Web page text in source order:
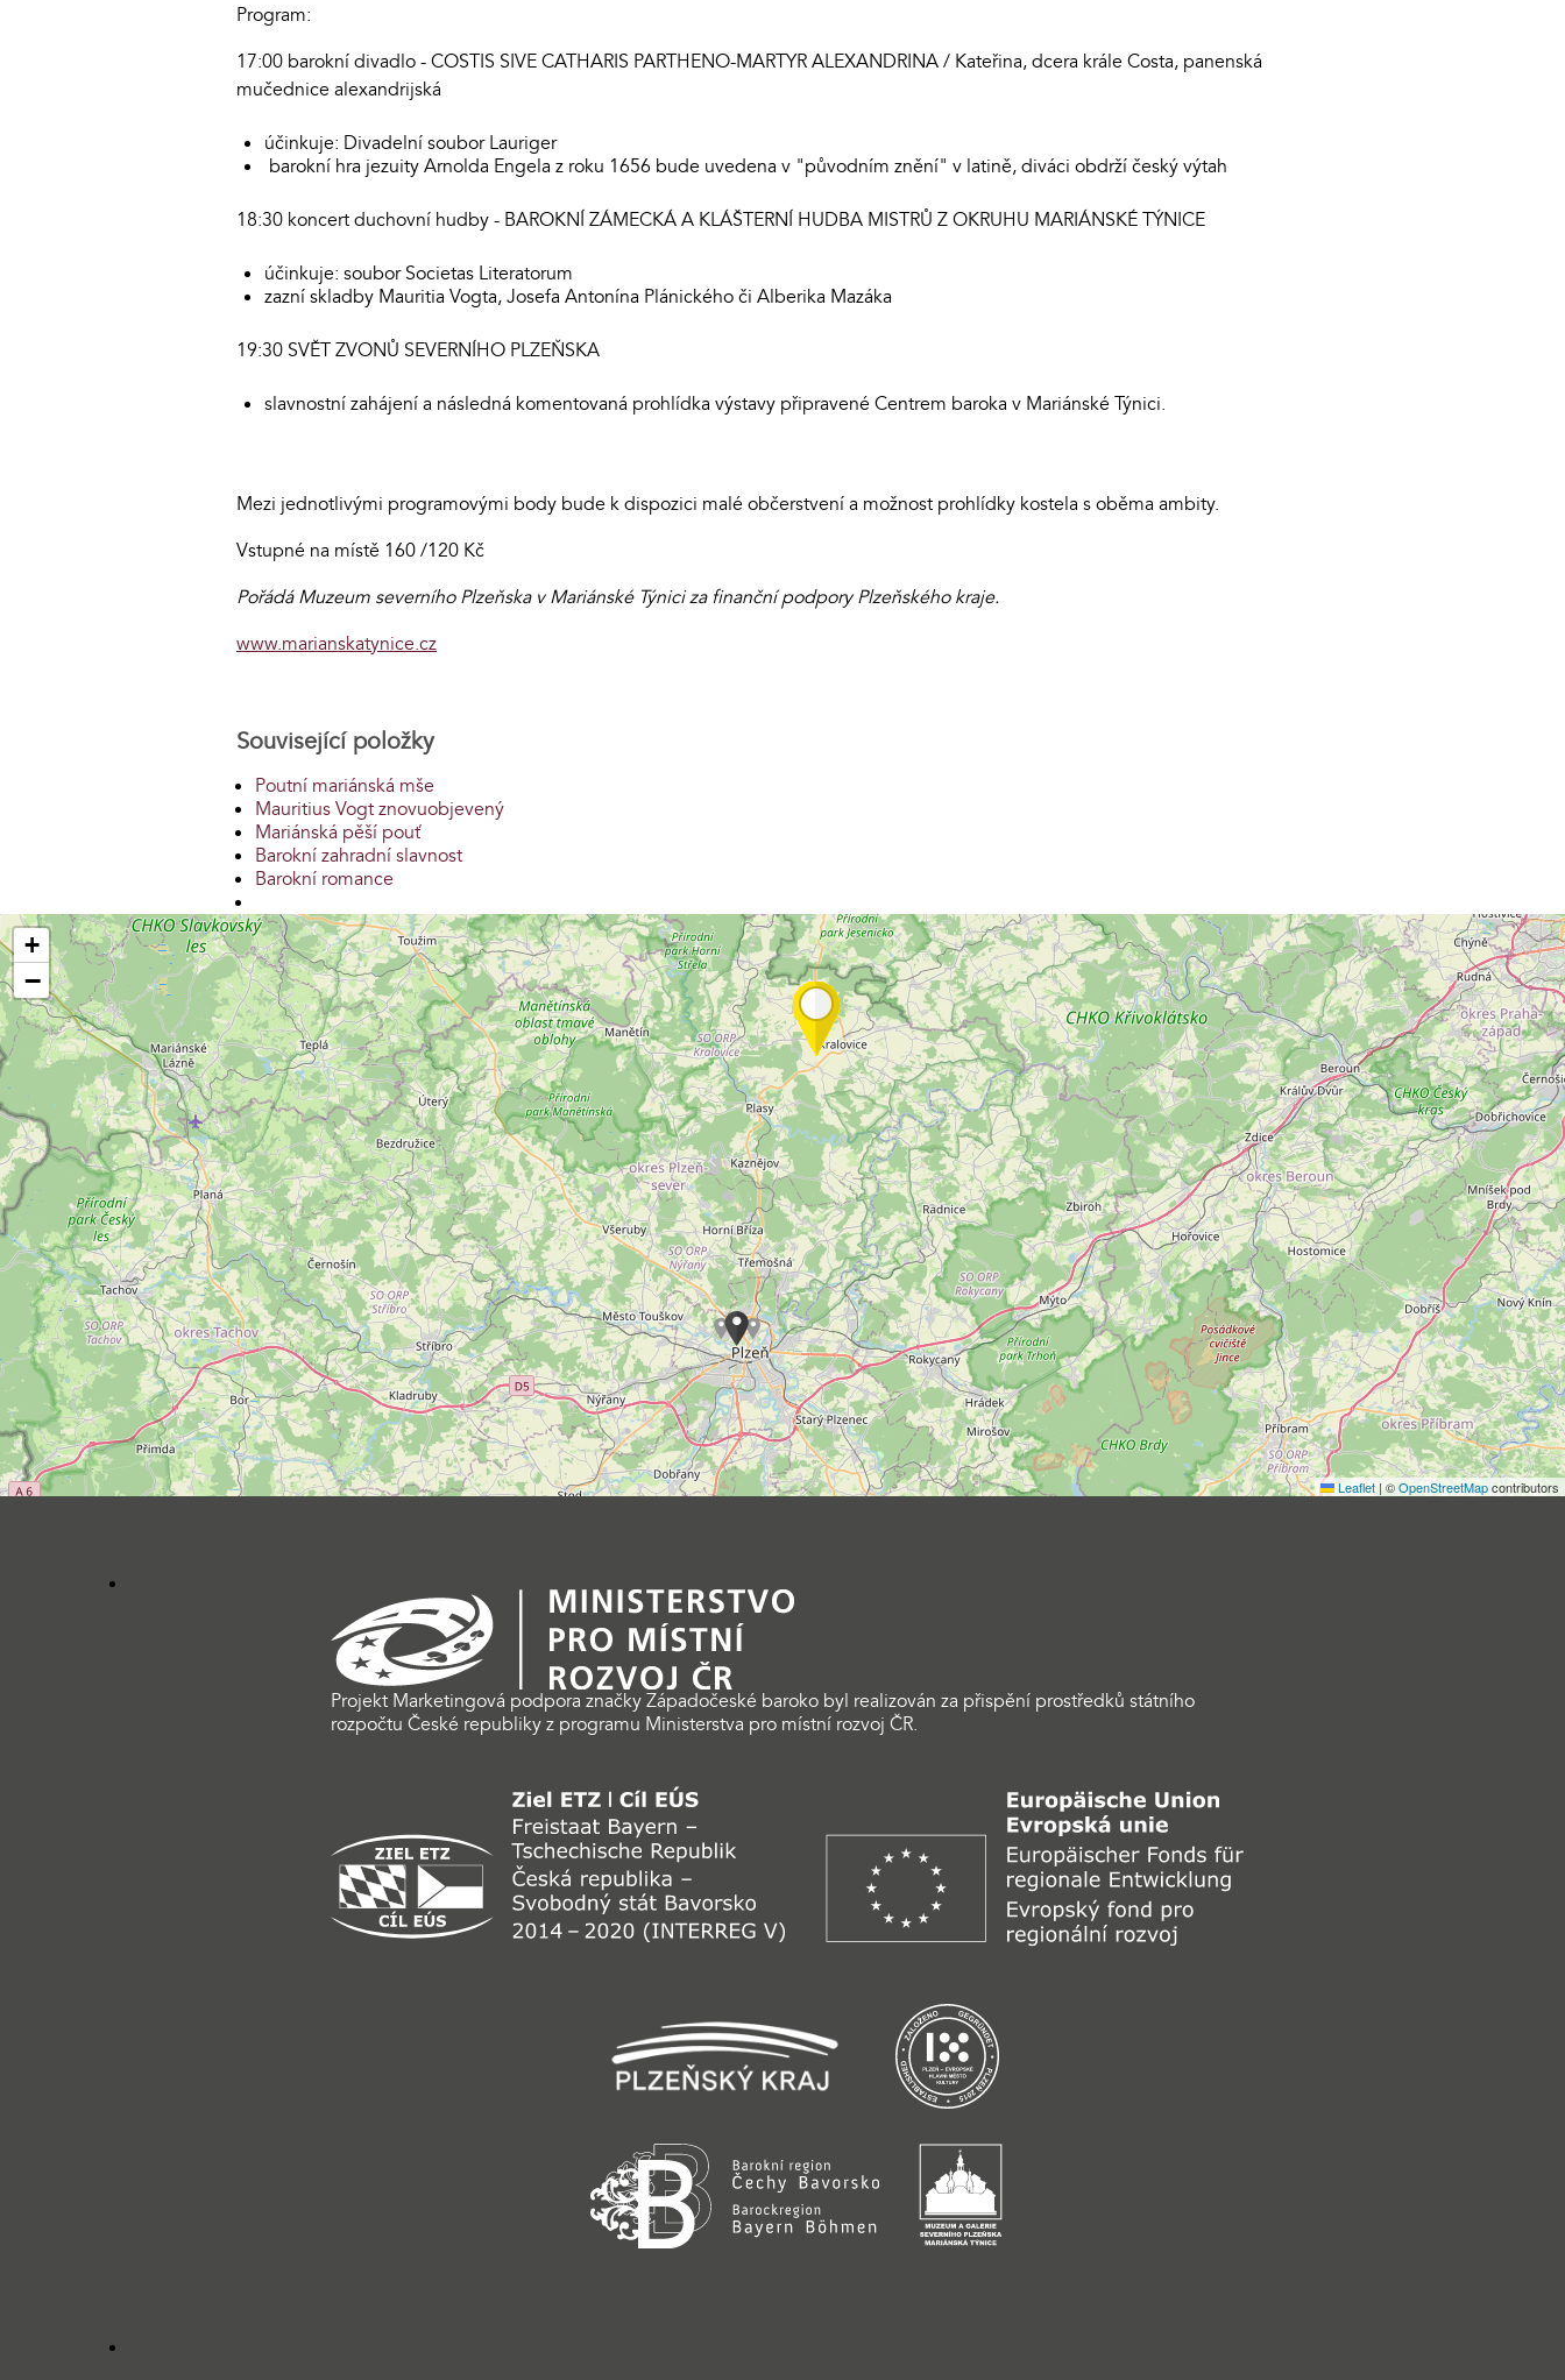
Program:
17:00 barokní divadlo - COSTIS SIVE CATHARIS PARTHENO-MARTYR ALEXANDRINA / Kateřina, dcera krále Costa, panenská
mučednice alexandrijská
účinkuje: Divadelní soubor Lauriger
barokní hra jezuity Arnolda Engela z roku 1656 bude uvedena v "původním znění" v latině, diváci obdrží český výtah
18:30 koncert duchovní hudby - BAROKNÍ ZÁMECKÁ A KLÁŠTERNÍ HUDBA MISTRŮ Z OKRUHU MARIÁNSKÉ TÝNICE
účinkuje: soubor Societas Literatorum
zazní skladby Mauritia Vogta, Josefa Antonína Plánického či Alberika Mazáka
19:30 SVĚT ZVONŮ SEVERNÍHO PLZEŇSKA
slavnostní zahájení a následná komentovaná prohlídka výstavy připravené Centrem baroka v Mariánské Týnici.
Mezi jednotlivými programovými body bude k dispozici malé občerstvení a možnost prohlídky kostela s oběma ambity.
Vstupné na místě 160 /120 Kč
Pořádá Muzeum severního Plzeňska v Mariánské Týnici za finanční podpory Plzeňského kraje.
www.marianskatynice.cz
Související položky
Poutní mariánská mše
Mauritius Vogt znovuobjevený
Mariánská pěší pouť
Barokní zahradní slavnost
Barokní romance
+
−
Leaflet | ©OpenStreetMapcontributors
Projekt Marketingová podpora značky Západočeské baroko byl realizován za přispění prostředků státního
rozpočtu České republiky z programu Ministerstva pro místní rozvoj ČR.